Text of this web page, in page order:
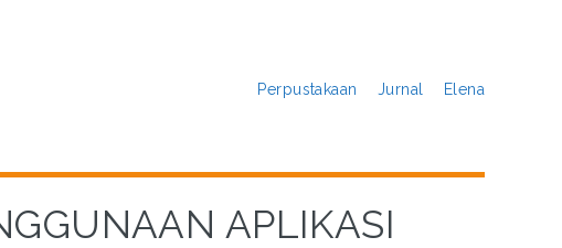
Perpustakaan Jurnal Elena
APLIKASI